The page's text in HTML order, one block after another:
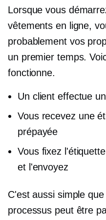
Lorsque vous
vêtements en ligne,
probablement vos
un premier temps.
fonctionne.
Un client effectue
Vous recevez une
prépayée
Vous fixez
et l'envoyez
C'est aussi simple
processus peut être